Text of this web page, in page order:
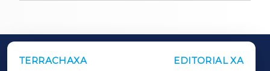
TERRACHAXA EDITORIAL XA
OUTROS PERIÓDICOS